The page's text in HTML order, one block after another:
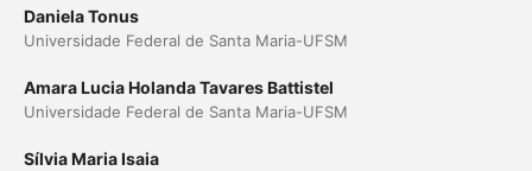
Daniela Tonus
Universidade Federal de Santa Maria-UFSM
Amara Lucia Holanda Tavares Battistel
Universidade Federal de Santa Maria-UFSM
Sílvia Maria Isaia